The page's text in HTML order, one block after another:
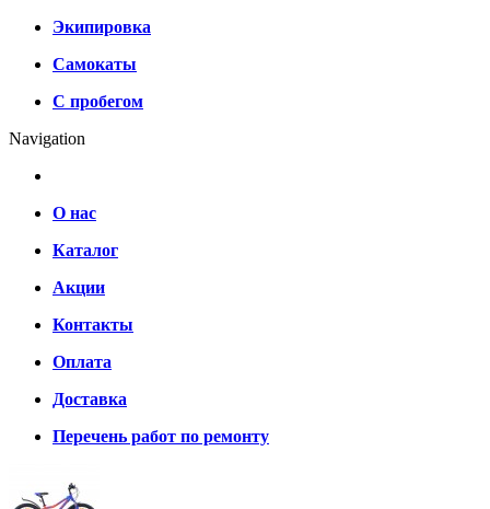
Экипировка
Самокаты
С пробегом
Navigation
О нас
Каталог
Акции
Контакты
Оплата
Доставка
Перечень работ по ремонту